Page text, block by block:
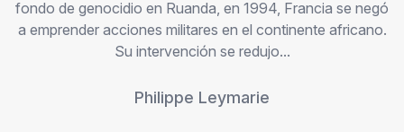
fondo de genocidio en Ruanda, en 1994, Francia se negó
a emprender acciones militares en el continente africano.
Su intervención se redujo...
Philippe Leymarie